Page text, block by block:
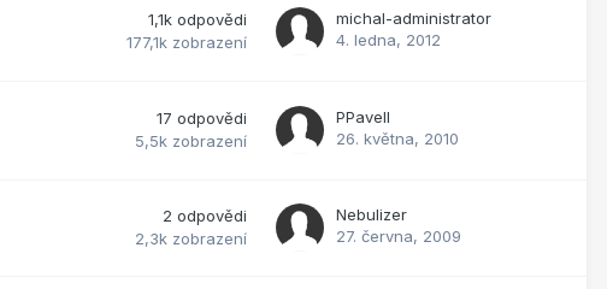
1,1k odpovědi
177,1k zobrazení
michal-administrator
4. ledna, 2012
17 odpovědi
5,5k zobrazení
PPavell
26. května, 2010
2 odpovědi
2,3k zobrazení
Nebulizer
27. června, 2009